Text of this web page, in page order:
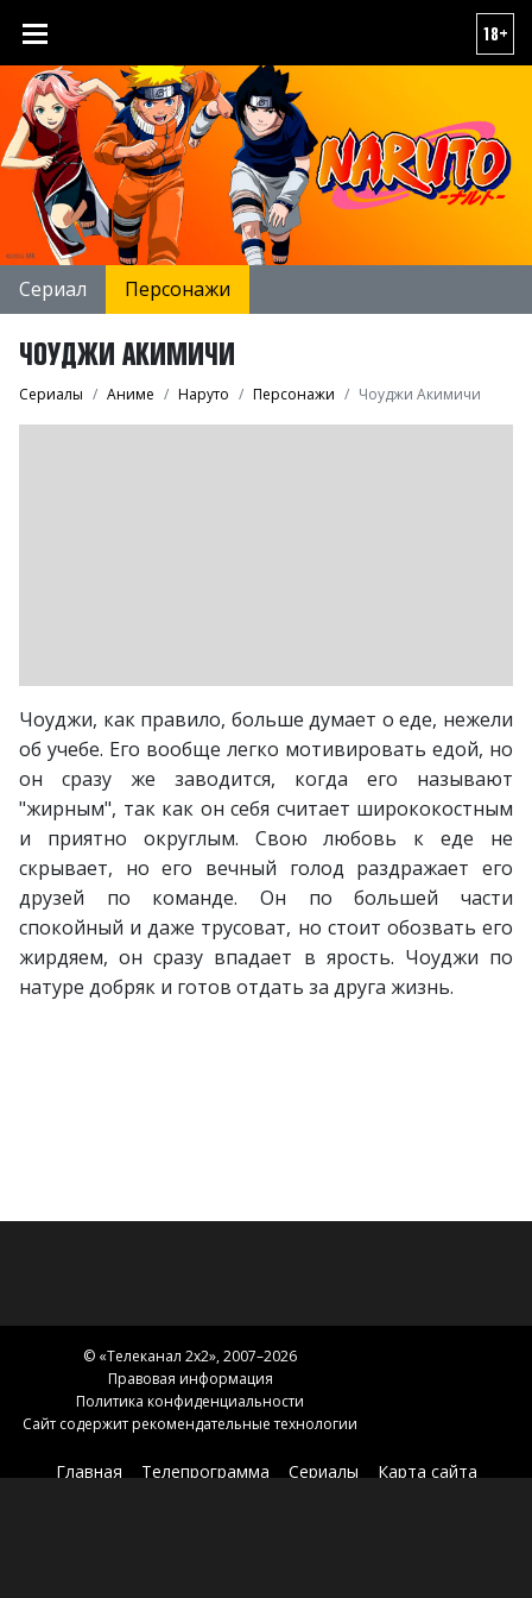
18+
Сериал Персонажи
ЧОУДЖИ АКИМИЧИ
Сериалы Аниме Наруто Персонажи Чоуджи Акимичи
Чоуджи, как правило, больше думает о еде, нежели
об учебе. Его вообще легко мотивировать едой, но
он сразу же заводится, когда его называют
"жирным", так как он себя считает ширококостным
и приятно округлым. Свою любовь к еде не
скрывает, но его вечный голод раздражает его
друзей по команде. Он по большей части
спокойный и даже трусоват, но стоит обозвать его
жирдяем, он сразу впадает в ярость. Чоуджи по
натуре добряк и готов отдать за друга жизнь.
© «Телеканал 2x2», 2007–2026
Правовая информация
Политика конфиденциальности
Сайт содержит рекомендательные технологии
Главная Телепрограмма Сериалы
Карта сайта